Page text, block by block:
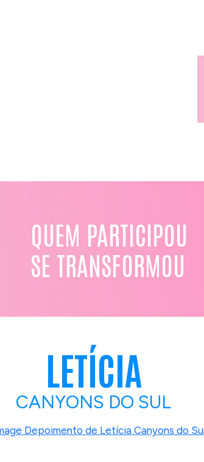
QUEM PARTICIPOU
SE TRANSFORMOU
LETÍCIA
CANYONS DO SUL